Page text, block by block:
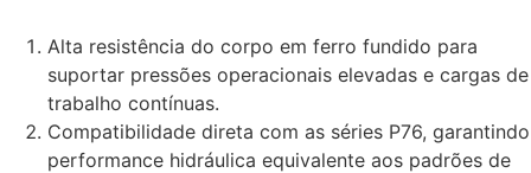
Alta resistência do corpo em ferro fundido para
suportar pressões operacionais elevadas e cargas de
trabalho contínuas.
Compatibilidade direta com as séries P76, garantindo
performance hidráulica equivalente aos padrões de